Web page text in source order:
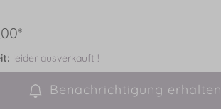
leider ausverkauft !
Benachrichtigung erhalten